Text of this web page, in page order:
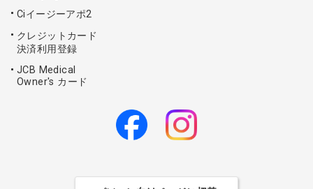
Ciイージーアポ2
クレジットカード
決済利用登録
JCB Medical
Owner's カード